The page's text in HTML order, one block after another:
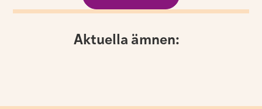
Aktuella ämnen: